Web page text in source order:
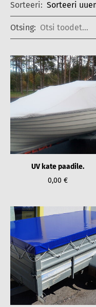
Sorteeri:
Otsing:
UV kate paadile.
0,00 €